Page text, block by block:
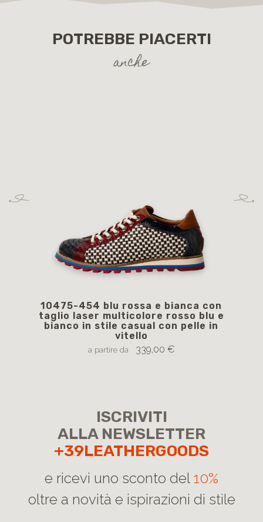
POTREBBE PIACERTI
anche
10475-454 blu rossa e bianca con
taglio laser multicolore rosso blu e
bianco in stile casual con pelle in
vitello
a partire da 339,00 €
ISCRIVITI
ALLA NEWSLETTER
+39LEATHERGOODS
e ricevi uno sconto del 10%
oltre a novità e ispirazioni di stile